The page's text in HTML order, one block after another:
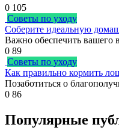
0 105
Советы по уходу
Соберите идеальную
Важно обеспечить вашего
0 89
Советы по уходу
Как правильно кормить
Позаботиться о
0 86
Популярные